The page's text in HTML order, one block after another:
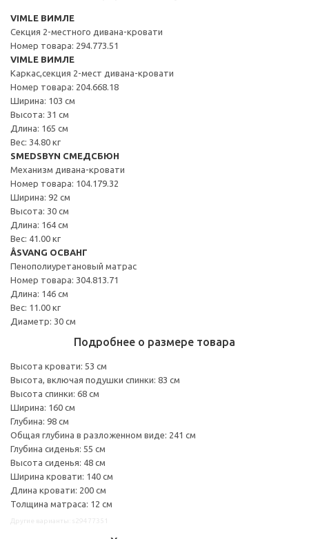
VIMLE ВИМЛЕ
Секция 2-местного дивана-кровати
Номер товара: 294.773.51
VIMLE ВИМЛЕ
Каркас,секция 2-мест дивана-кровати
Номер товара: 204.668.18
Ширина: 103 см
Высота: 31 см
Длина: 165 см
Вес: 34.80 кг
SMEDSBYN СМЕДСБЮН
Механизм дивана-кровати
Номер товара: 104.179.32
Ширина: 92 см
Высота: 30 см
Длина: 164 см
Вес: 41.00 кг
ÅSVANG ОСВАНГ
Пенополиуретановый матрас
Номер товара: 304.813.71
Длина: 146 см
Вес: 11.00 кг
Диаметр: 30 см
Подробнее о размере товара
Высота кровати: 53 см
Высота, включая подушки спинки: 83 см
Высота спинки: 68 см
Ширина: 160 см
Глубина: 98 см
Общая глубина в разложенном виде: 241 см
Глубина сиденья: 55 см
Высота сиденья: 48 см
Ширина кровати: 140 см
Длина кровати: 200 см
Толщина матраса: 12 см